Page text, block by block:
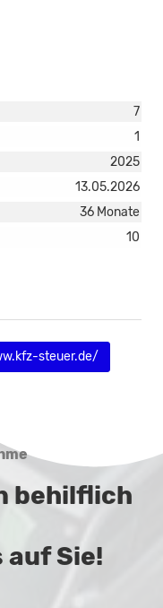
7
1
2025
13.05.2026
36 Monate
10
steuer.de/
behilflich
auf Sie!